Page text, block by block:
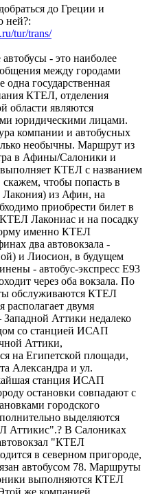
до Греции и
ней?:
tur/trans/
- это наиболее
между городами
одна государственная
КТЕЛ, отделения
области являются
юридическими лицами.
компании и автобусных
необычны. Маршрут из
в Афины/Салоники и
КТЕЛ с названием
скажем, чтобы попасть в
Лакония) из Афин, на
приобрести билет в
Лакониас и на посадку
именно КТЕЛ
два автовокзала -
и Лиосион, в будущем
- автобус-экспресс Е93
через оба вокзала. По
обслуживаются КТЕЛ
располагает двумя
Западной Аттики недалеко
со станцией ИСАП
Аттики,
на Египетской площади,
Александра и ул.
станция ИСАП
остановки совпадают с
городского
выделяются
Аттикис".? В Салониках
"КТЕЛ
в северном пригороде,
автобусом 78. Маршруты
выполняются КТЕЛ
же компанией